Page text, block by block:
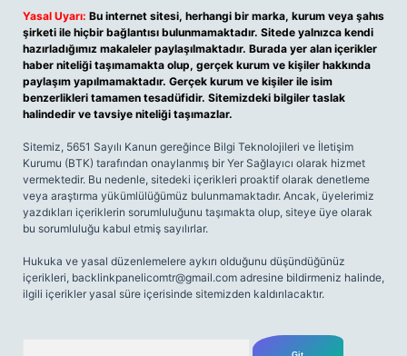
Yasal Uyarı: Bu internet sitesi, herhangi bir marka, kurum veya şahıs
şirketi ile hiçbir bağlantısı bulunmamaktadır. Sitede yalnızca kendi
hazırladığımız makaleler paylaşılmaktadır. Burada yer alan içerikler
haber niteliği taşımamakta olup, gerçek kurum ve kişiler hakkında
paylaşım yapılmamaktadır. Gerçek kurum ve kişiler ile isim
benzerlikleri tamamen tesadüfidir. Sitemizdeki bilgiler taslak
halindedir ve tavsiye niteliği taşımazlar.
Sitemiz, 5651 Sayılı Kanun gereğince Bilgi Teknolojileri ve İletişim
Kurumu (BTK) tarafından onaylanmış bir Yer Sağlayıcı olarak hizmet
vermektedir. Bu nedenle, sitedeki içerikleri proaktif olarak denetleme
veya araştırma yükümlülüğümüz bulunmamaktadır. Ancak, üyelerimiz
yazdıkları içeriklerin sorumluluğunu taşımakta olup, siteye üye olarak
bu sorumluluğu kabul etmiş sayılırlar.
Hukuka ve yasal düzenlemelere aykırı olduğunu düşündüğünüz
içerikleri, backlinkpanelicomtr@gmail.com adresine bildirmeniz halinde,
ilgili içerikler yasal süre içerisinde sitemizden kaldırılacaktır.